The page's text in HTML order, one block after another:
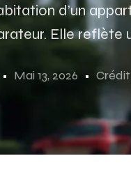
d’un
Elle reflète
Mai 13, 2026